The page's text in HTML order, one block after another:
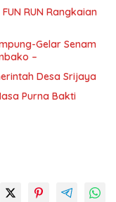
RUN Rangkaian
Gelar Senam
–
Desa Srijaya
Purna Bakti